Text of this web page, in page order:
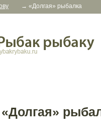
→ «Долгая» рыбалка
«Долгая»